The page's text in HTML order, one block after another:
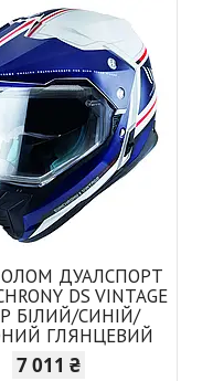
ДУАЛСПОРТ
DS VINTAGE
БІЛИЙ/СИНІЙ/
ГЛЯНЦЕВИЙ
7 011 ₴